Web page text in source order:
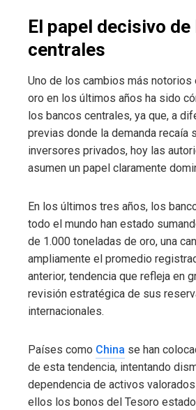
El papel decisivo
centrales
Uno de los cambios más notorios
oro en los últimos años ha sido
los bancos centrales, ya que, a
previas donde la demanda recaía
inversores privados, hoy las
asumen un papel claramente
En los últimos tres años, los
todo el mundo han estado
de 1.000 toneladas de oro, una
ampliamente el promedio
anterior, tendencia que refleja en
revisión estratégica de sus
internacionales.
Países como China se han
de esta tendencia, intentando
dependencia de activos
ellos los bonos del Tesoro